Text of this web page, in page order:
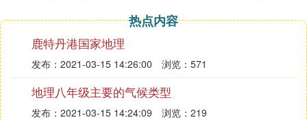
（2）表示方法：数字式；文字式；线段式
（3）大小比较：分子为1分母大，比例尺小
（4）用比例尺量算：注意线段式比例尺的应用
大比例尺 范围小 内容详细
小比例尺 范围大 内容简单
（5）相同图幅的两幅地图
热点内容
鹿特丹港国家地理
发布：2021-03-15 14:26:00 浏览：571
地理八年级主要的气候类型
发布：2021-03-15 14:24:09 浏览：219